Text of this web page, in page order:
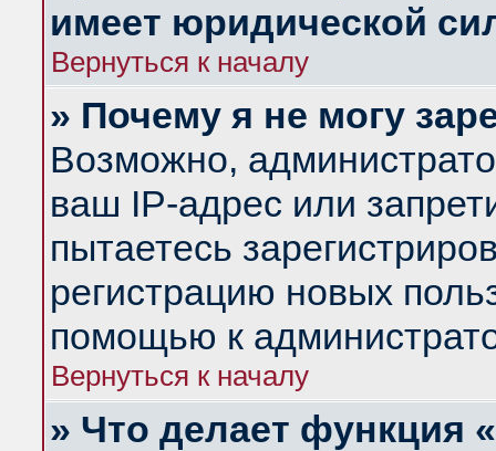
имеет юридической
Вернуться к началу
» Почему я не могу
Возможно,
ваш IP-адрес или
пытаетесь
регистрацию новых
помощью к
Вернуться к началу
» Что делает функция